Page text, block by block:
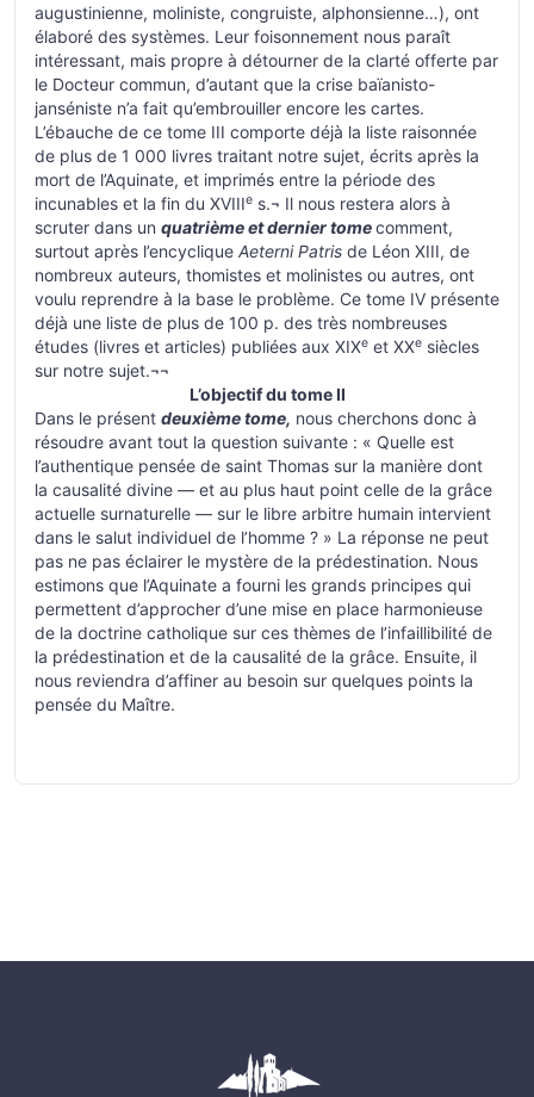
augustinienne, moliniste, congruiste, alphonsienne…), ont
élaboré des systèmes. Leur foisonnement nous paraît
intéressant, mais propre à détourner de la clarté offerte par
le Docteur commun, d’autant que la crise baïanisto-
janséniste n’a fait qu’embrouiller encore les cartes.
L’ébauche de ce tome III comporte déjà la liste raisonnée
de plus de 1 000 livres traitant notre sujet, écrits après la
mort de l’Aquinate, et imprimés entre la période des
incunables et la fin du XVIIIe s.¬ Il nous restera alors à
scruter dans un quatrième et dernier tomecomment,
surtout après l’encyclique Aeterni Patris de Léon XIII, de
nombreux auteurs, thomistes et molinistes ou autres, ont
voulu reprendre à la base le problème. Ce tome IV présente
déjà une liste de plus de 100 p. des très nombreuses
études (livres et articles) publiées aux XIXe et XXe siècles
sur notre sujet.¬¬
L’objectif du tome II
Dans le présent deuxième tome, nous cherchons donc à
résoudre avant tout la question suivante : « Quelle est
l’authentique pensée de saint Thomas sur la manière dont
la causalité divine — et au plus haut point celle de la grâce
actuelle surnaturelle — sur le libre arbitre humain intervient
dans le salut individuel de l’homme ? » La réponse ne peut
pas ne pas éclairer le mystère de la prédestination. Nous
estimons que l’Aquinate a fourni les grands principes qui
permettent d’approcher d’une mise en place harmonieuse
de la doctrine catholique sur ces thèmes de l’infaillibilité de
la prédestination et de la causalité de la grâce. Ensuite, il
nous reviendra d’affiner au besoin sur quelques points la
pensée du Maître.